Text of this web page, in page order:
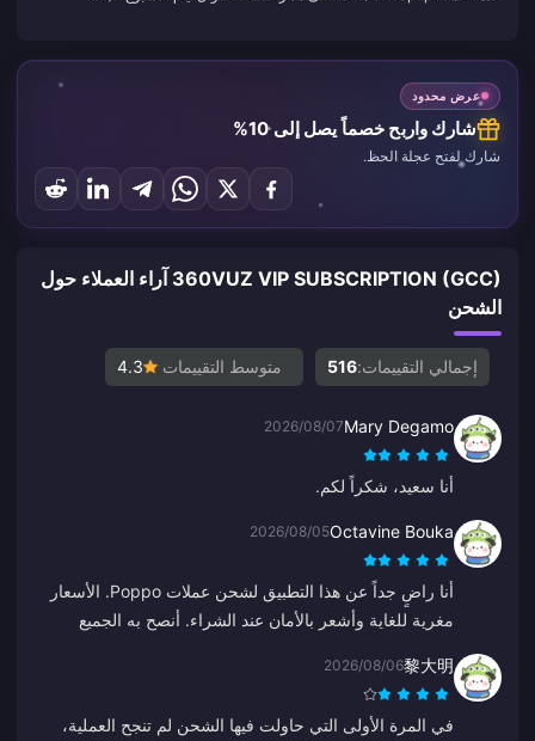
عرض محدود
شارك واربح خصماً يصل إلى 10%
شارك لفتح عجلة الحظ.
360VUZ VIP SUBSCRIPTION (GCC) آراء العملاء حول
الشحن
إجمالي التقييمات:516 متوسط التقييمات 4.3
Mary Degamo
2026/08/07
أنا سعيد، شكراً لكم.
Octavine Bouka
2026/08/05
أنا راضٍ جداً عن هذا التطبيق لشحن عملات Poppo. الأسعار
مغرية للغاية وأشعر بالأمان عند الشراء. أنصح به الجميع
黎大明
2026/08/06
في المرة الأولى التي حاولت فيها الشحن لم تنجح العملية،